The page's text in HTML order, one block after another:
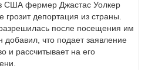
США фермер Джастас Уолкер
грозит депортация из страны.
после посещения им
что подает заявление
и рассчитывает на его